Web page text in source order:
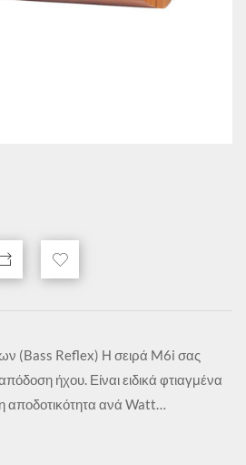
(Bass Reflex) Η σειρά M6i σας
ήχου. Είναι ειδικά φτιαγμένα
αποδοτικότητα ανά Watt…